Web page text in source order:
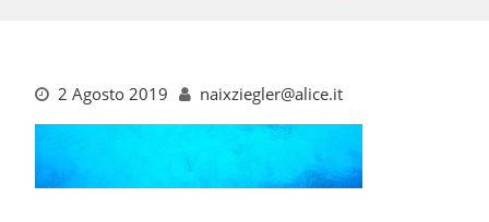
2 Agosto 2019 naixziegler@alice.it